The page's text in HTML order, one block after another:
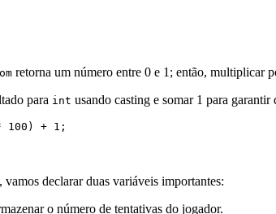
retorna um número entre 0 e 1; então, multiplicar
para int usando casting e somar 1 para
declarar duas variáveis importantes:
o número de tentativas do jogador.